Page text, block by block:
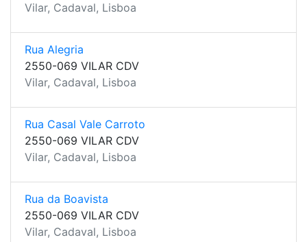
Vilar, Cadaval, Lisboa
Rua Alegria
2550-069 VILAR CDV
Vilar, Cadaval, Lisboa
Rua Casal Vale Carroto
2550-069 VILAR CDV
Vilar, Cadaval, Lisboa
Rua da Boavista
2550-069 VILAR CDV
Vilar, Cadaval, Lisboa